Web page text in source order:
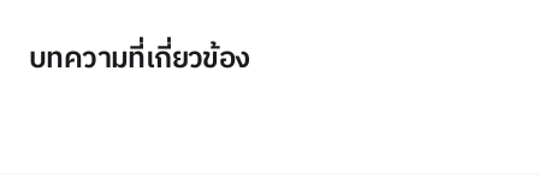
บทความที่เกี่ยวข้อง